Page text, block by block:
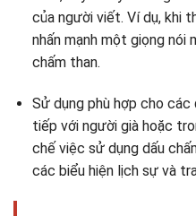
của người viết. Ví dụ, khi
nhấn mạnh một giọng nói
chấm than.
Sử dụng phù hợp cho
tiếp với người già hoặc
chế việc sử dụng dấu
các biểu hiện lịch sự và